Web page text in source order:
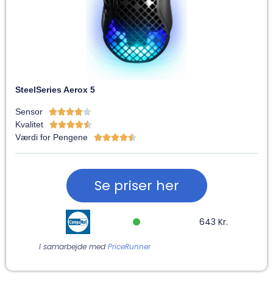
SteelSeries Aerox 5
Sensor 
Kvalitet 
Værdi for Pengene 
Se priser her
643 Kr.
I samarbejde med PriceRunner